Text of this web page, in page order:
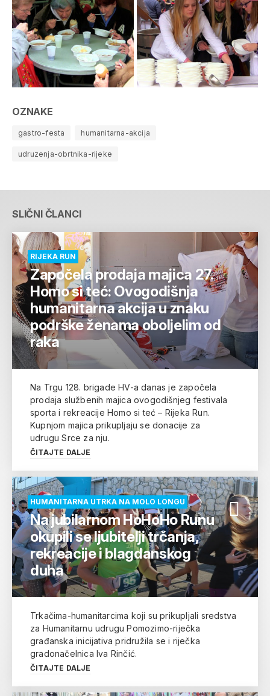
OZNAKE
gastro-festa humanitarna-akcija
udruzenja-obrtnika-rijeke
SLIČNI ČLANCI
RIJEKA RUN
Započela prodaja majica 27.
Homo si teć: Ovogodišnja
humanitarna akcija u znaku
podrške ženama oboljelim od
raka
Na Trgu 128. brigade HV-a danas je započela
prodaja službenih majica ovogodišnjeg festivala
sporta i rekreacije Homo si teć – Rijeka Run.
Kupnjom majica prikupljaju se donacije za
udrugu Srce za nju.
ČITAJTE DALJE
HUMANITARNA UTRKA NA MOLO LONGU
Na jubilarnom HoHoHo Runu
okupili se ljubitelji trčanja,
rekreacije i blagdanskog
duha
Trkačima-humanitarcima koji su prikupljali sredstva
za Humanitarnu udrugu Pomozimo-riječka
građanska inicijativa pridružila se i riječka
gradonačelnica Iva Rinčić.
ČITAJTE DALJE